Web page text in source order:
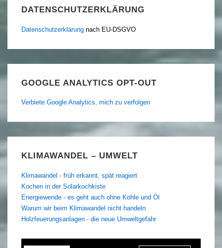
DATENSCHUTZERKLÄRUNG
Datenschutzerklärung nach EU-DSGVO
GOOGLE ANALYTICS OPT-OUT
Verbiete Google Analytics, mich zu verfolgen
KLIMAWANDEL – UMWELT
Klimawandel - früh erkannt, spät reagiert
Kochen in der Solarkochkiste
Energiewende - es geht auch ohne Kohle und Öl
Warum wir beim Klimawandel nicht handeln
Holzfeuerungsanlagen - die neue Umweltgefahr